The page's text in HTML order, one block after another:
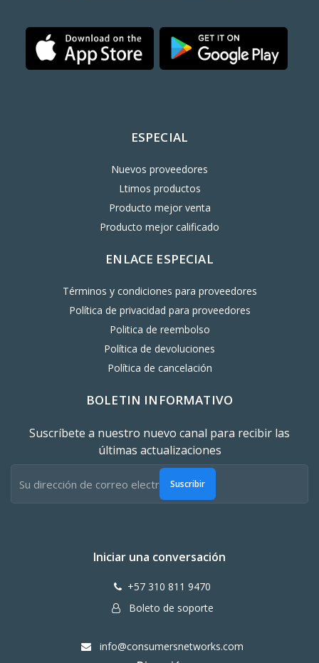
ESPECIAL
Nuevos proveedores
Ltimos productos
Producto mejor venta
Producto mejor calificado
ENLACE ESPECIAL
Términos y condiciones para proveedores
Política de privacidad para proveedores
Politica de reembolso
Política de devoluciones
Política de cancelación
BOLETIN INFORMATIVO
Suscríbete a nuestro nuevo canal para recibir las
últimas actualizaciones
Suscribir
Iniciar una conversación
+57 310 811 9470
Boleto de soporte
info@consumersnetworks.com